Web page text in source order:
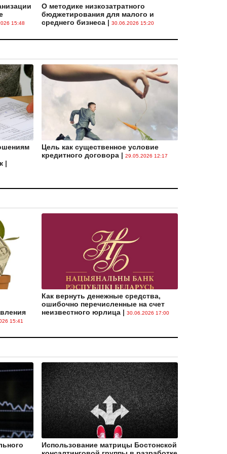
обязательной оценке соответствия
28.04.2026 08:30
правового регулирования новых форм
Результаты запуска субсидирования
промышленной кооперации в ЕАЭС|
23.02.2026 08:10
Сокращение перечня аффилированных
лиц и либерализация требований к
совершению крупных сделок: итоги
мониторинга Закона о хозяйственных
обществах|23.02.2026 07:56
Что меняется в выдаче микрозаймов
Установлены показатели допустимого
Удостоверение исполнительных надписей
по заявлениям юрлиц и индивидуальных
предпринимателей предусматривается
исключительно в электронном виде
БУТБ открыла торги строительными
работами и услугами|09.12.2025 07:45
Определены нормативы планирования
объемов финансирования некоторых
видов работ на 2026 год
Республики Беларусь|30.10.2025 16:11
Постановлением Совета Министров № 528
уточнены правила маркировки и
прослеживаемости товаров|30.10.2025 14:14
Постановление № 8/91/45/27: электронные
накладные и информация о нанесенных
средствах идентификации|
15:48
О методике низкозатратного
бюджетирования для малого и
среднего бизнеса |30.06.2026 15:20
|
Цель как существенное условие
кредитного договора |29.05.2026 12:17
15:41
Как вернуть денежные средства,
ошибочно перечисленные на счет
неизвестного юрлица |30.06.2026 17:00
Использование матрицы Бостонской